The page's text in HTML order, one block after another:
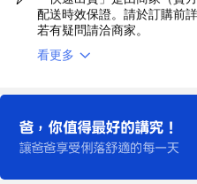
配送時效保證。請於訂購前
若有疑問請洽商家。
看更多